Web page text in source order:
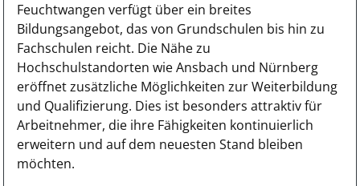
Feuchtwangen verfügt über ein breites
Bildungsangebot, das von Grundschulen bis hin zu
Fachschulen reicht. Die Nähe zu
Hochschulstandorten wie Ansbach und Nürnberg
eröffnet zusätzliche Möglichkeiten zur Weiterbildung
und Qualifizierung. Dies ist besonders attraktiv für
Arbeitnehmer, die ihre Fähigkeiten kontinuierlich
erweitern und auf dem neuesten Stand bleiben
möchten.